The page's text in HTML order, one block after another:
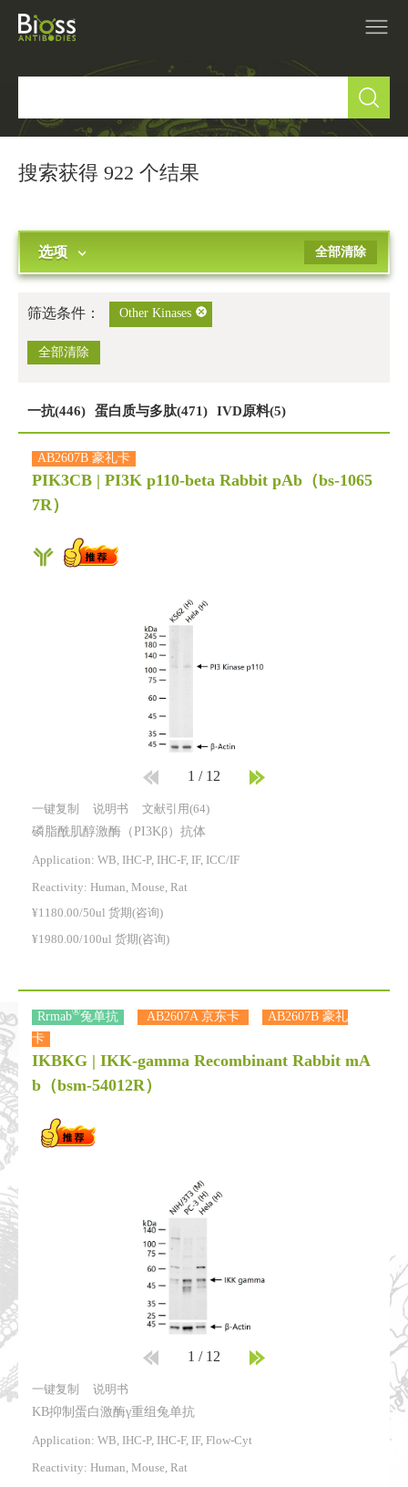
技术支持
搜索获得 922 个结果
选项 全部清除
筛选条件： Other Kinases
全部清除
一抗(446) 蛋白质与多肽(471) IVD原料(5)
AB2607B 豪礼卡
PIK3CB | PI3K p110-beta Rabbit pAb （bs-1065
7R）
1 / 12
一键复制 说明书 文献引用(64)
磷脂酰肌醇激酶（PI3Kβ）抗体
Application: WB, IHC-P, IHC-F, IF, ICC/IF
Reactivity: Human, Mouse, Rat
¥1180.00/50ul 货期(咨询)
¥1980.00/100ul 货期(咨询)
Rrmab®兔单抗 AB2607A 京东卡
AB2607B 豪礼
卡
IKBKG | IKK-gamma Recombinant Rabbit mA
b （bsm-54012R）
1 / 12
一键复制 说明书
KB抑制蛋白激酶γ重组兔单抗
Application: WB, IHC-P, IHC-F, IF, Flow-Cyt
Reactivity: Human, Mouse, Rat